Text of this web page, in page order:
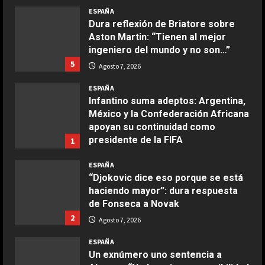
5
ESPAÑA
Dura reflexión de Briatore sobre
Aston Martin: “Tienen al mejor
ingeniero del mundo y no son…”
Agosto 7, 2026
1
ESPAÑA
Infantino suma adeptos: Argentina,
México y la Confederación Africana
apoyan su continuidad como
presidente de la FIFA
2
ESPAÑA
“Djokovic dice eso porque se está
haciendo mayor”: dura respuesta
de Fonseca a Novak
Agosto 7, 2026
ESPAÑA
Un exnúmero uno sentencia a
Ternera guisada con senderuelas
COCINA
Ensalada de habas y alcachofas con
langostinos
Giugno 20, 2026
Ensalada de espinacas deliciosa
Maggio 28, 2026
COCINA
Boquerones fritos en freidora de
aire
DEPORTES
Noruega pide la dimisión de
Agosto 7, 2026
DEPORTES
Ivan Toney, acusado de agresión en
Agosto 7, 2026